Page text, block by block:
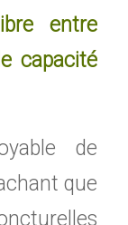
entre
capacité
de
que